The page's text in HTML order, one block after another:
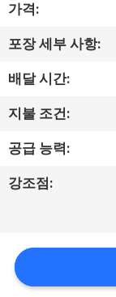
하
여
공
장
여
품
가격:
포장 세부 사항:
배달 시간:
지불 조건:
공급 능력:
강조점: